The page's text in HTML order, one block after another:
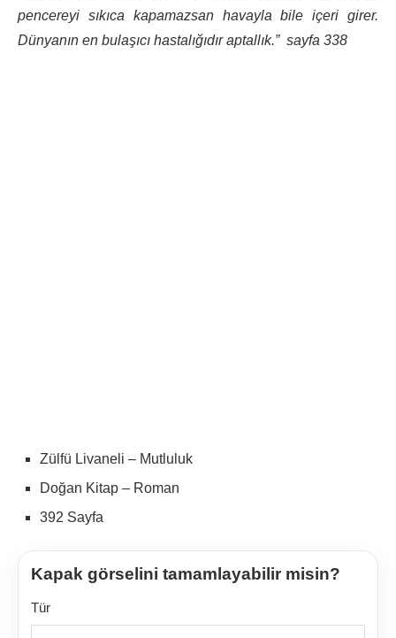
pencereyi sıkıca kapamazsan havayla bile içeri girer.
Dünyanın en bulaşıcı hastalığıdır aptallık.” sayfa 338
Zülfü Livaneli – Mutluluk
Doğan Kitap – Roman
392 Sayfa
Kapak görselini tamamlayabilir misin?
Tür